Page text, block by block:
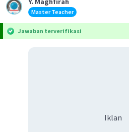
Master Teacher
Jawaban terverifikasi
Iklan